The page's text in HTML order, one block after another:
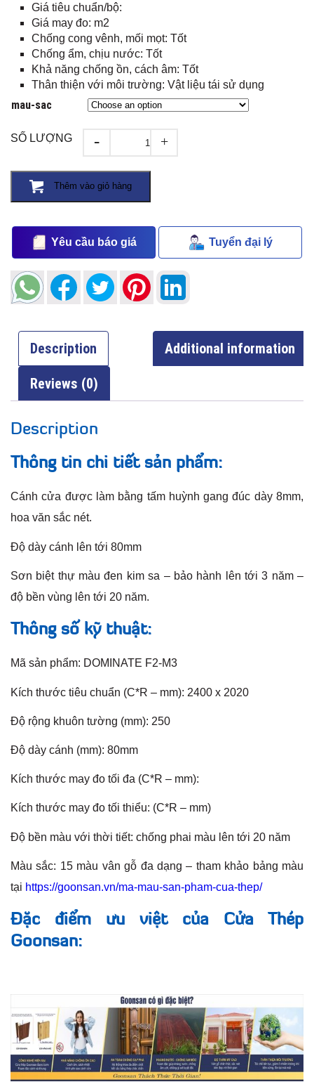
Giá tiêu chuẩn/bộ:
Giá may đo: m2
Chống cong vênh, mối mọt: Tốt
Chống ẩm, chịu nước: Tốt
Khả năng chống ồn, cách âm: Tốt
Thân thiện với môi trường: Vật liệu tái sử dụng
mau-sac
SỐ LƯỢNG - +
Thêm vào giỏ hàng
Yêu cầu báo giá Tuyển đại lý
Description
Additional information
Reviews (0)
Description
Thông tin chi tiết sản phẩm:
Cánh cửa được làm bằng tấm huỳnh gang đúc dày 8mm,
hoa văn sắc nét.
Độ dày cánh lên tới 80mm
Sơn biệt thự màu đen kim sa – bảo hành lên tới 3 năm –
độ bền vùng lên tới 20 năm.
Thông số kỹ thuật:
Mã sản phẩm: DOMINATE F2-M3
Kích thước tiêu chuẩn (C*R – mm): 2400 x 2020
Độ rộng khuôn tường (mm): 250
Độ dày cánh (mm): 80mm
Kích thước may đo tối đa (C*R – mm):
Kích thước may đo tối thiểu: (C*R – mm)
Độ bền màu với thời tiết: chống phai màu lên tới 20 năm
Màu sắc: 15 màu vân gỗ đa dạng – tham khảo bảng màu
tại https://goonsan.vn/ma-mau-san-pham-cua-thep/
Đặc điểm ưu việt của Cửa Thép
Goonsan: